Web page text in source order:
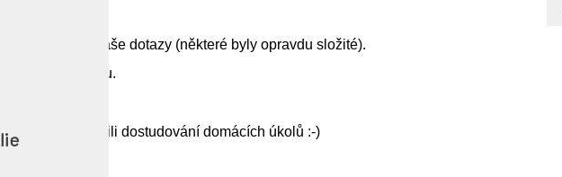
na naše dotazy (některé byly opravdu složité).
jeho zájezdu.
jsme mu slíbili dostudování domácích úkolů :-)